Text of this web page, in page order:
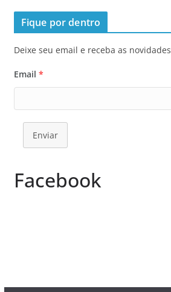
Fique por dentro
Deixe seu email e receba as novidades
Email *
Enviar
Facebook